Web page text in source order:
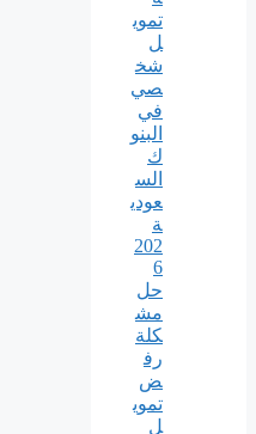
تموي
ل
شخ
صي
في
البنو
ك
الس
عودي
ة
202
6
حل
مش
كلة
رف
ض
تموي
ل